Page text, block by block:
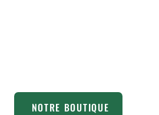
NOTRE BOUTIQUE